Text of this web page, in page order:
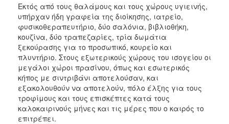
Εκτός από τους θαλάμους και τους χώρους υγιεινής,
υπήρχαν ήδη γραφεία της διοίκησης, ιατρείο,
φυσικοθεραπευτήριο, δύο σαλόνια, βιβλιοθήκη,
κουζίνα, δύο τραπεζαρίες, τρία δωμάτια
ξεκούρασης για το προσωπικό, κουρείο και
πλυντήριο. Στους εξωτερικούς χώρους του ισογείου οι
μεγάλοι χώροι πρασίνου, όπως και εσωτερικός
κήπος με σιντριβάνι αποτελούσαν, και
εξακολουθούν να αποτελούν, πόλο έλξης για τους
τροφίμους και τους επισκέπτες κατά τους
καλοκαιρινούς μήνες και τις μέρες που ο καιρός το
επιτρέπει.